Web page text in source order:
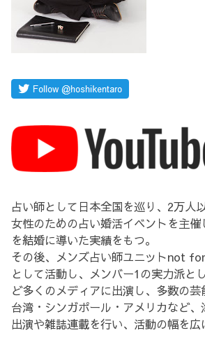
占い師として日本全国を巡り、2万人
女性のための占い婚活イベントを主
を結婚に導いた実績をもつ。
その後、メンズ占い師ユニットnot
として活動し、メンバー1の実力派と
ど多くのメディアに出演し、多数の芸
台湾・シンガポール・アメリカなど、
出演や雑誌連載を行い、活動の幅を広